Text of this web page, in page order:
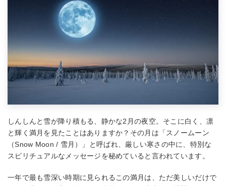
しんしんと雪が降り積もる、静かな2月の夜空。そこに白く、凛
と輝く満月を見たことはありますか？その月は「スノームーン
（Snow Moon / 雪月）」と呼ばれ、厳しい寒さの中に、特別な
スピリチュアルなメッセージを秘めていると言われています。
一年で最も雪深い時期に見られるこの満月は、ただ美しいだけで